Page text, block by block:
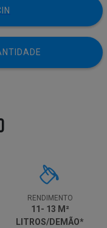
RENDIMENTO
11- 13 M²
LITROS/DEMÃO*